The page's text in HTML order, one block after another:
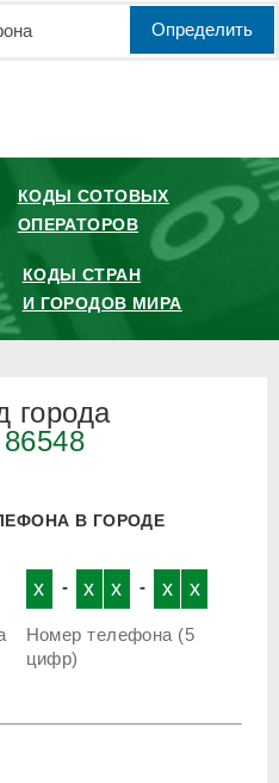
Определить
КОДЫ СОТОВЫХ
ОПЕРАТОРОВ
КОДЫ СТРАН
И ГОРОДОВ МИРА
города
86548
В ГОРОДЕ
x - x x - x x
Номер телефона (5
цифр)